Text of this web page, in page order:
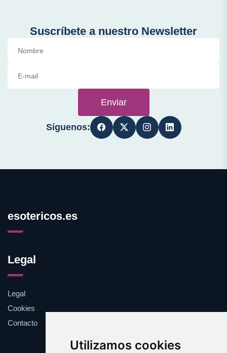
Utilizamos cookies
Suscríbete a nuestro Newsletter
Enviar
Síguenos:
esotericos.es
Legal
Legal
Cookies
Contacto